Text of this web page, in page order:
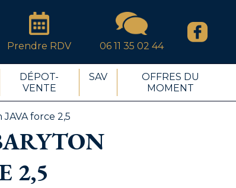
Prendre RDV 06 11 35 02 44
DÉPOT-
VENTE
SAV
OFFRES DU
MOMENT
force 2,5
2,5